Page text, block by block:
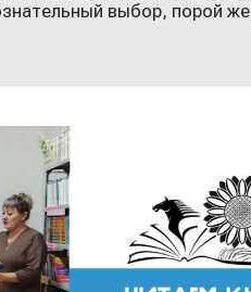
выбор, порой